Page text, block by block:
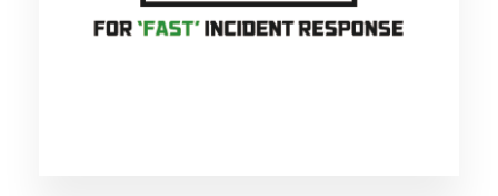
ールです。自組織のインシデント対応に是非ご
活用ください。